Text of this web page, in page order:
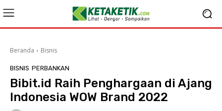
Beranda Bisnis
BISNIS PERBANKAN
Bibit.id Raih Penghargaan di Ajang
Indonesia WOW Brand 2022